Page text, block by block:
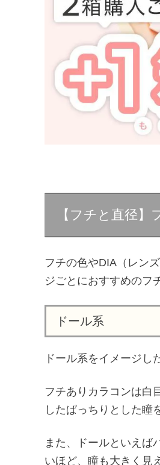
【フチと直径
フチの色やDIA（レン
ジごとにおすすめのフ
ドール系
ドール系をイメージし
フチありカラコンは白
したぱっちりとした瞳
また、ドールといえば
いほど、瞳も大きく見